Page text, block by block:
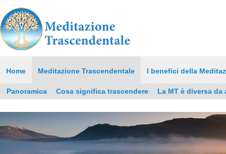
Home Meditazione Trascendentale I benefici della
Panoramica Cosa significa trascendere La MT è diversa